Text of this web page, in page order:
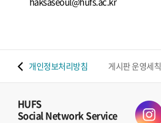
개인정보처리방침 게시판 운영세칙
HUFS
Social Network Service